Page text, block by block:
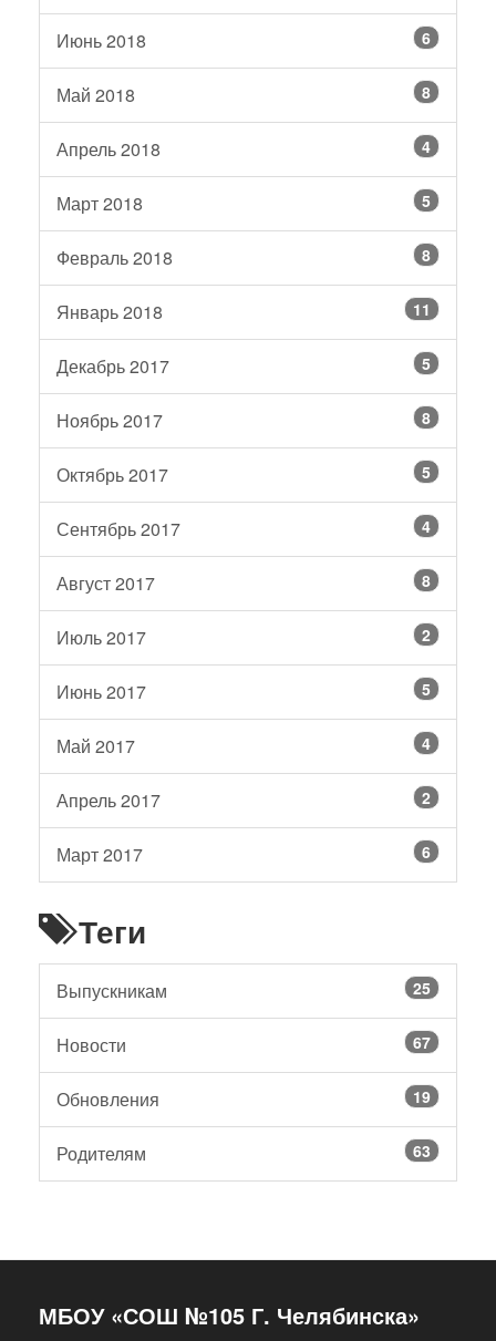
Июнь 2018 6
Май 2018 8
Апрель 2018 4
Март 2018 5
Февраль 2018 8
Январь 2018 11
Декабрь 2017 5
Ноябрь 2017 8
Октябрь 2017 5
Сентябрь 2017 4
Август 2017 8
Июль 2017 2
Июнь 2017 5
Май 2017 4
Апрель 2017 2
Март 2017 6
Теги
Выпускникам 25
Новости 67
Обновления 19
Родителям 63
МБОУ «СОШ №105 Г. Челябинска»